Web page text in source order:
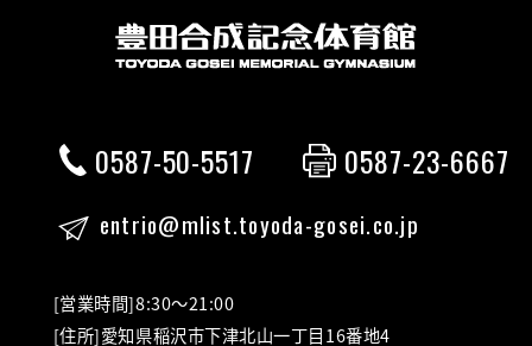
0587-50-5517 0587-23-6667
entrio@mlist.toyoda-gosei.co.jp
[営業時間]8:30～21:00
[住所]愛知県稲沢市下津北山一丁目16番地4